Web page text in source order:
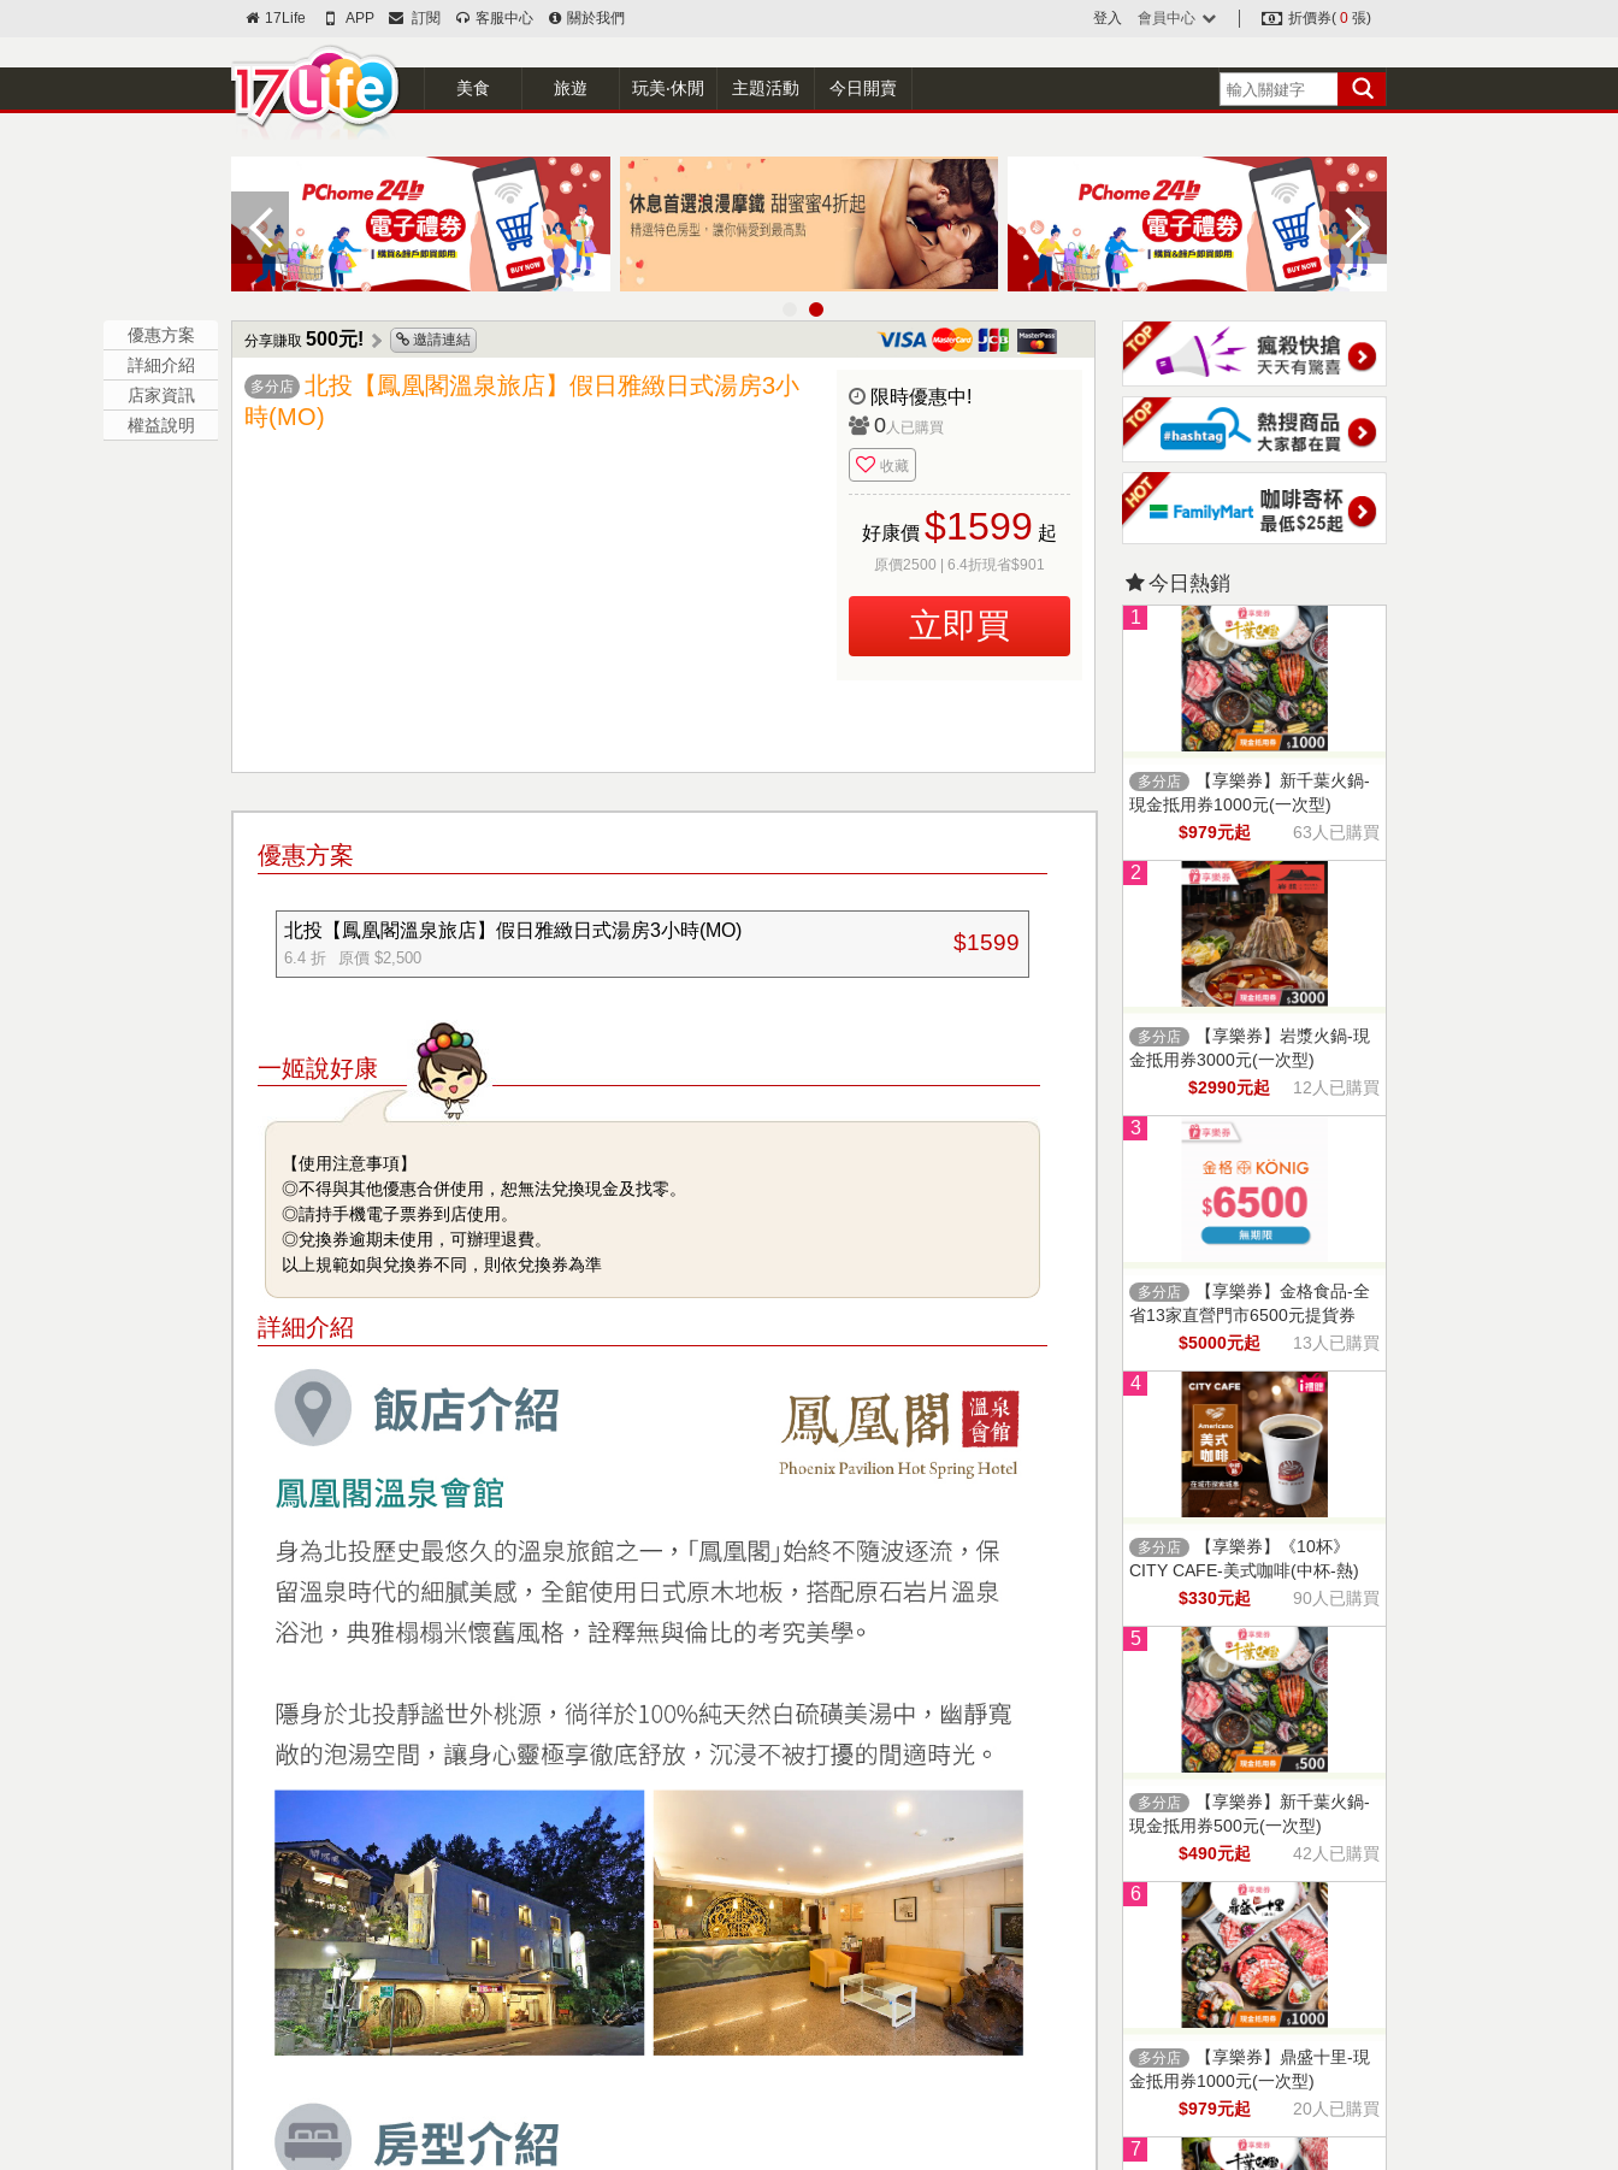
17Life APP 訂閱 客服中心 關於我們 登入 會員中心 折價券( 0 張)
美食 旅遊 玩美‧休閒 主題活動 今日開賣
優惠方案
詳細介紹
店家資訊
權益說明
分享賺取 500元! 邀請連結
多分店
北投【鳳凰閣溫泉旅店】假日雅緻日式湯房3小
時(MO)
限時優惠中!
0人已購買
收藏
好康價 $1599 起
原價2500 | 6.4折現省$901
立即買
優惠方案
北投【鳳凰閣溫泉旅店】假日雅緻日式湯房3小時(MO)
6.4 折 原價 $2,500
$1599
一姬說好康
【使用注意事項】
◎不得與其他優惠合併使用，恕無法兌換現金及找零。
◎請持手機電子票券到店使用。
◎兌換券逾期未使用，可辦理退費。
以上規範如與兌換券不同，則依兌換券為準
詳細介紹
今日熱銷
1
多分店
【享樂券】新千葉火鍋-
現金抵用券1000元(一次型)
$979元起
63人已購買
2
多分店
【享樂券】岩漿火鍋-現
金抵用券3000元(一次型)
$2990元起
12人已購買
3
多分店
【享樂券】金格食品-全
省13家直營門市6500元提貨券
$5000元起
13人已購買
4
多分店
【享樂券】《10杯》
CITY CAFE-美式咖啡(中杯-熱)
$330元起
90人已購買
5
多分店
【享樂券】新千葉火鍋-
現金抵用券500元(一次型)
$490元起
42人已購買
6
多分店
【享樂券】鼎盛十里-現
金抵用券1000元(一次型)
$979元起
20人已購買
7